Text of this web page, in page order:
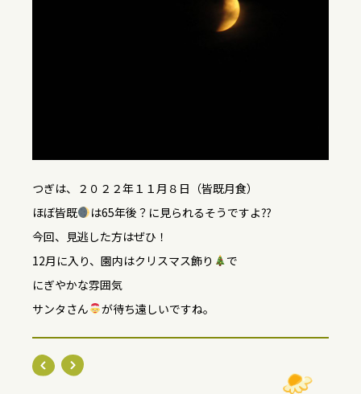
つぎは、２０２２年１１月８日（皆既月食）
ほぼ皆既
は65年後？に見られるそうですよ⁇
今回、見逃した方はぜひ！
12月に入り、園内はクリスマス飾り
で
にぎやかな雰囲気
サンタさん
が待ち遠しいですね。